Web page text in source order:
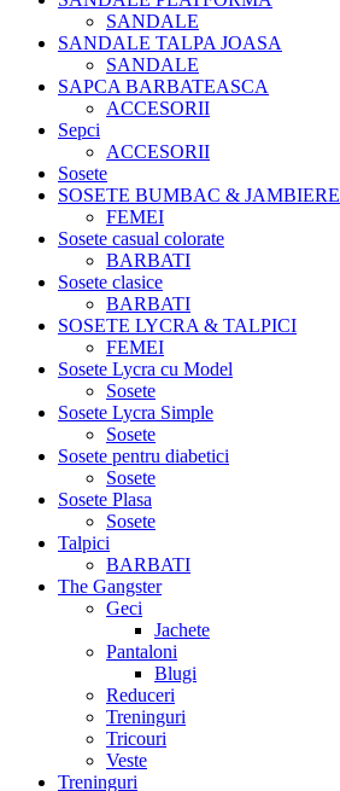
SANDALE
SANDALE TALPA JOASA
SANDALE
SAPCA BARBATEASCA
ACCESORII
Sepci
ACCESORII
Sosete
SOSETE BUMBAC & JAMBIERE
FEMEI
Sosete casual colorate
BARBATI
Sosete clasice
BARBATI
SOSETE LYCRA & TALPICI
FEMEI
Sosete Lycra cu Model
Sosete
Sosete Lycra Simple
Sosete
Sosete pentru diabetici
Sosete
Sosete Plasa
Sosete
Talpici
BARBATI
The Gangster
Geci
Jachete
Pantaloni
Blugi
Reduceri
Treninguri
Tricouri
Veste
Treninguri